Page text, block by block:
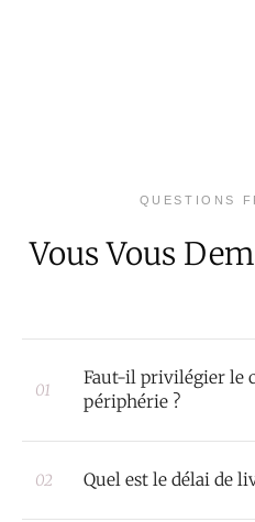
QUESTIONS
Vous Vous
01
Faut-il privilégier le
périphérie ?
02 Quel est le délai de